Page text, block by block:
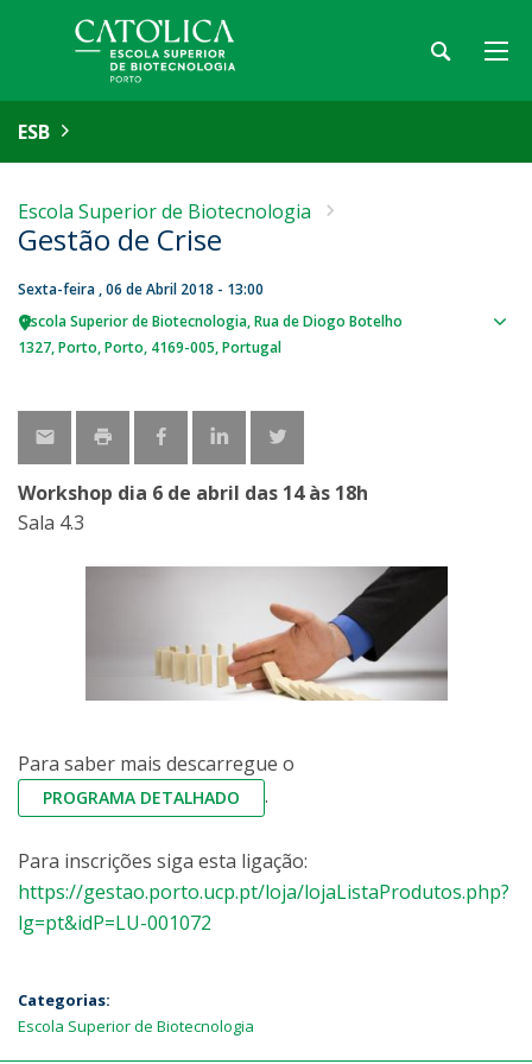
ESB
Escola Superior de Biotecnologia
Gestão de Crise
Sexta-feira , 06 de Abril 2018 - 13:00
Escola Superior de Biotecnologia Rua de Diogo Botelho
1327 Porto Porto 4169-005 Portugal
Workshop dia 6 de abril das 14 às 18h
Sala 4.3
Para saber mais descarregue o
PROGRAMA DETALHADO .
Para inscrições siga esta ligação:
https://gestao.porto.ucp.pt/loja/lojaListaProdutos.php?
lg=pt&idP=LU-001072
Categorias:
Escola Superior de Biotecnologia